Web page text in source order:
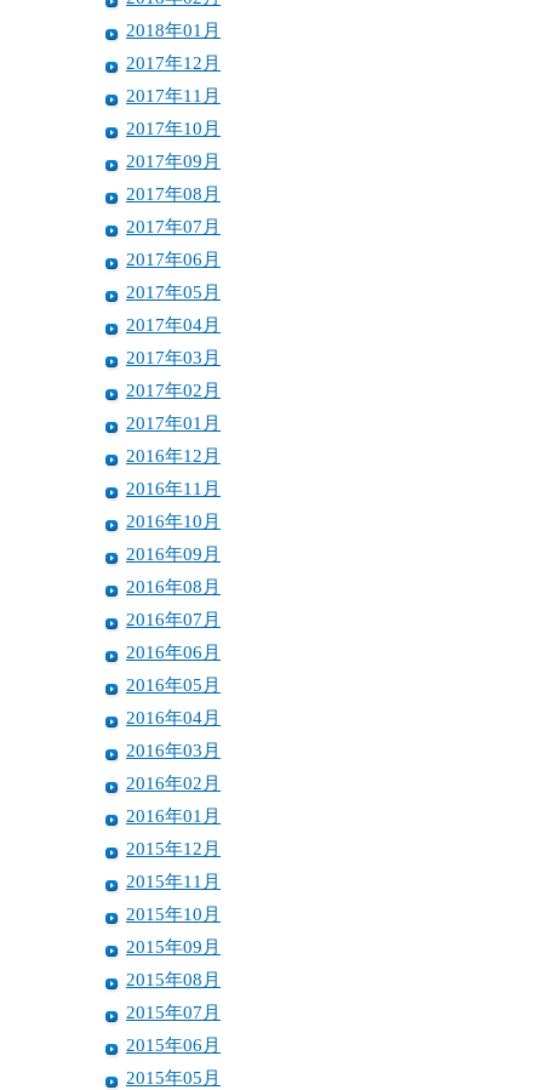
2018年01月
2017年12月
2017年11月
2017年10月
2017年09月
2017年08月
2017年07月
2017年06月
2017年05月
2017年04月
2017年03月
2017年02月
2017年01月
2016年12月
2016年11月
2016年10月
2016年09月
2016年08月
2016年07月
2016年06月
2016年05月
2016年04月
2016年03月
2016年02月
2016年01月
2015年12月
2015年11月
2015年10月
2015年09月
2015年08月
2015年07月
2015年06月
2015年05月